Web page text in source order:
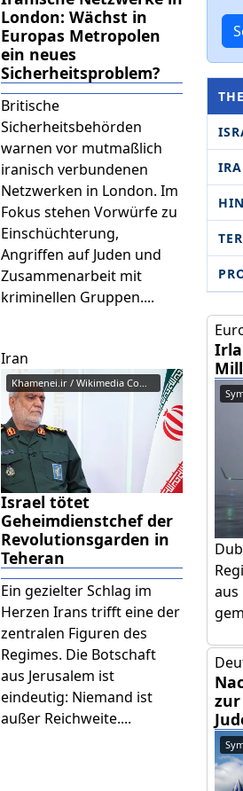
London: Wächst in
Europas Metropolen
ein neues
Sicherheitsproblem?
Britische
Sicherheitsbehörden
warnen vor mutmaßlich
iranisch verbundenen
Netzwerken in London. Im
Fokus stehen Vorwürfe zu
Einschüchterung,
Angriffen auf Juden und
Zusammenarbeit mit
kriminellen Gruppen....
Iran
Khamenei.ir / Wikimedia Commons...
Israel tötet
Geheimdienstchef der
Revolutionsgarden in
Teheran
Ein gezielter Schlag im
Herzen Irans trifft eine der
zentralen Figuren des
Regimes. Die Botschaft
aus Jerusalem ist
eindeutig: Niemand ist
außer Reichweite....